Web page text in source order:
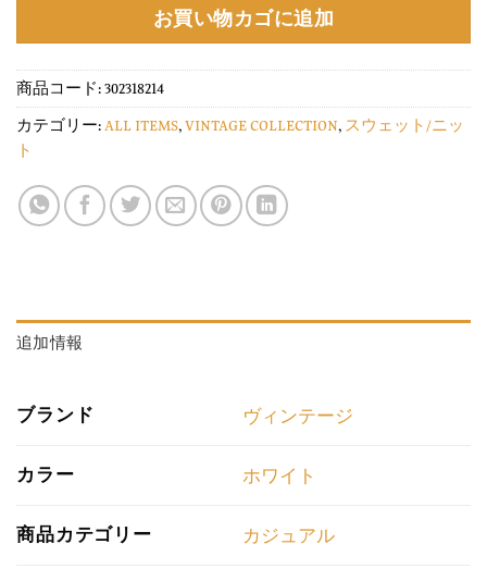
お買い物カゴに追加
商品コード:302318214
カテゴリー:ALL ITEMS,VINTAGE COLLECTION, スウェット/ニッ
ト
追加情報
ブランド ヴィンテージ
カラー ホワイト
商品カテゴリー カジュアル